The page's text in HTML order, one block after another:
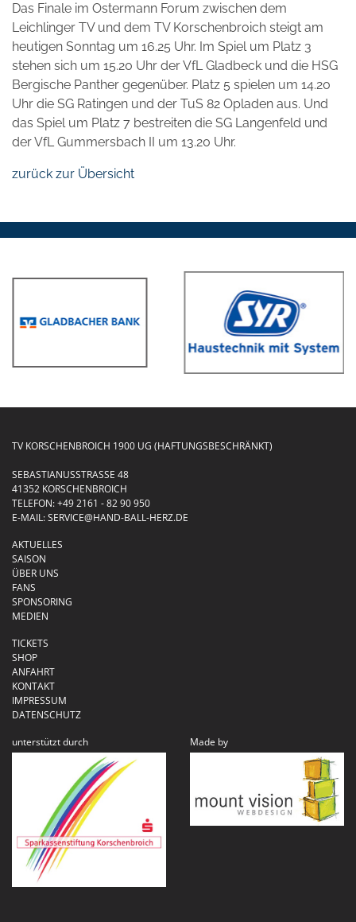
Das Finale im Ostermann Forum zwischen dem
Leichlinger TV und dem TV Korschenbroich steigt am
heutigen Sonntag um 16.25 Uhr. Im Spiel um Platz 3
stehen sich um 15.20 Uhr der VfL Gladbeck und die HSG
Bergische Panther gegenüber. Platz 5 spielen um 14.20
Uhr die SG Ratingen und der TuS 82 Opladen aus. Und
das Spiel um Platz 7 bestreiten die SG Langenfeld und
der VfL Gummersbach II um 13.20 Uhr.
zurück zur Übersicht
TV KORSCHENBROICH 1900 UG (HAFTUNGSBESCHRÄNKT)
SEBASTIANUSSTRASSE 48
41352 KORSCHENBROICH
TELEFON:+49 2161 - 82 90 950
E-MAIL:SERVICE@HAND-BALL-HERZ.DE
AKTUELLES
SAISON
ÜBER UNS
FANS
SPONSORING
MEDIEN
TICKETS
SHOP
ANFAHRT
KONTAKT
IMPRESSUM
DATENSCHUTZ
unterstützt durch
Made by